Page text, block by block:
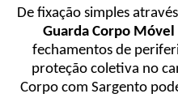
De fixação simples
Guarda Corpo Móvel
fechamentos de
proteção coletiva no
Corpo com Sargento